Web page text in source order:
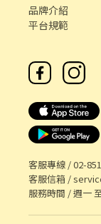
品牌介紹
平台規範
客服專線 /02-
客服信箱 /
服務時間 / 週一